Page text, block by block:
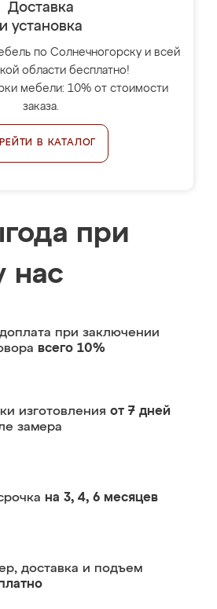
Доставка
и установка
по Солнечногорску и всей
области бесплатно!
мебели: 10% от стоимости
заказа.
В КАТАЛОГ
при
нас
при заключении
всего 10%
изготовления от 7 дней
замера
на 3, 4, 6 месяцев
доставка и подъем